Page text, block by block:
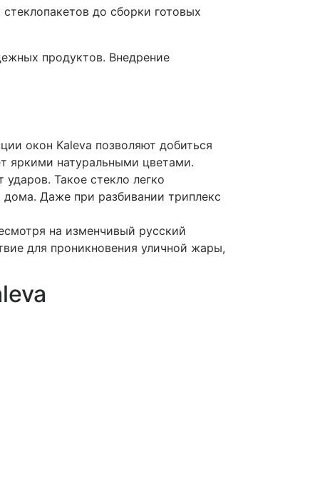
до сборки готовых
продуктов. Внедрение
окон Kaleva позволяют добиться
яркими натуральными цветами.
Такое стекло легко
Даже при разбивании триплекс
на изменчивый русский
для проникновения уличной жары,